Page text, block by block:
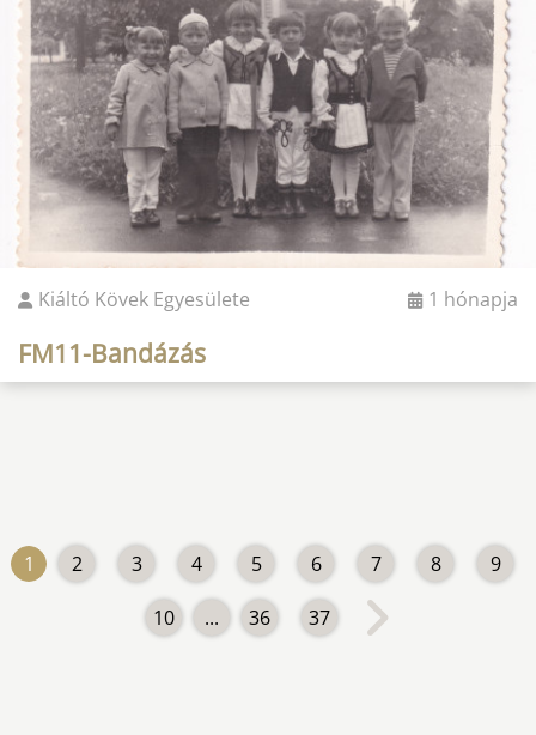
Kiáltó Kövek Egyesülete 1 hónapja
FM11-Bandázás
1 2 3 4 5 6 7 8 9
10 ... 36 37